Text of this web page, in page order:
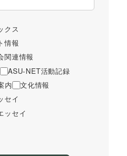
クス
情報
関連情報
ASU-NET活動記録
内
文化情報
セイ
ッセイ